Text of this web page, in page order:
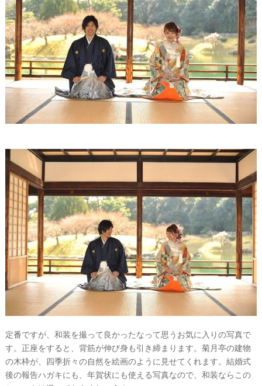
定番ですが、和装を撮って良かったなって思うお気に入りの写真で
す。正座をすると、背筋が伸び身も引き締まります。菊月亭の建物
の木枠が、四季折々の自然を絵画のように見せてくれます。結婚式
後の報告ハガキにも、年賀状にも使える写真なので、和装ならこの
結
婚
段
り
P
L
A
C
O
L
E